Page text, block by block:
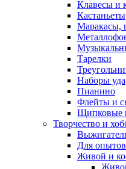
Клавесы и
Кастаньеты
Маракасы,
Тарелки
Наборы
Пианино
Флейты и
Щипковые
Творчество и
Для опытов
Живой и